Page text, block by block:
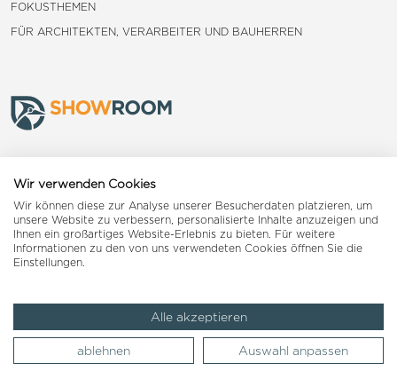
FOKUSTHEMEN
FÜR ARCHITEKTEN, VERARBEITER UND BAUHERREN
Landquart
Reiden
Impressum AGB Datenschutzerklärung
Wir verwenden Cookies
Wir können diese zur Analyse unserer Besucherdaten platzieren, um
unsere Website zu verbessern, personalisierte Inhalte anzuzeigen und
Ihnen ein großartiges Website-Erlebnis zu bieten. Für weitere
Informationen zu den von uns verwendeten Cookies öffnen Sie die
Einstellungen.
Alle akzeptieren
ablehnen Auswahl anpassen